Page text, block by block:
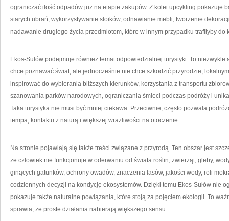
ograniczać ilość odpadów już na etapie zakupów. Z kolei upcykling pokazuje
starych ubrań, wykorzystywanie słoików, odnawianie mebli, tworzenie
nadawanie drugiego życia przedmiotom, które w innym przypadku trafiłyby do
Ekos-Sułów podejmuje również temat odpowiedzialnej turystyki. To
chce poznawać świat, ale jednocześnie nie chce szkodzić przyrodzie,
inspirować do wybierania bliższych kierunków, korzystania z transportu
szanowania parków narodowych, ograniczania śmieci podczas podróży i
Taka turystyka nie musi być mniej ciekawa. Przeciwnie, często pozwala
tempa, kontaktu z naturą i większej wrażliwości na otoczenie.
Na stronie pojawiają się także treści związane z przyrodą. Ten obszar jest
że człowiek nie funkcjonuje w oderwaniu od świata roślin, zwierząt, gleby,
ginących gatunków, ochrony owadów, znaczenia lasów, jakości wody, roli
codziennych decyzji na kondycję ekosystemów. Dzięki temu Ekos-Sułów nie
pokazuje także naturalne powiązania, które stoją za pojęciem ekologii. To
sprawia, że proste działania nabierają większego sensu.